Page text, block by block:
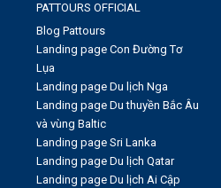
PATTOURS OFFICIAL
Blog Pattours
Landing page Con Đường Tơ
Lụa
Landing page Du lịch Nga
Landing page Du thuyền Bắc Âu
và vùng Baltic
Landing page Sri Lanka
Landing page Du lịch Qatar
Landing page Du lịch Ai Cập